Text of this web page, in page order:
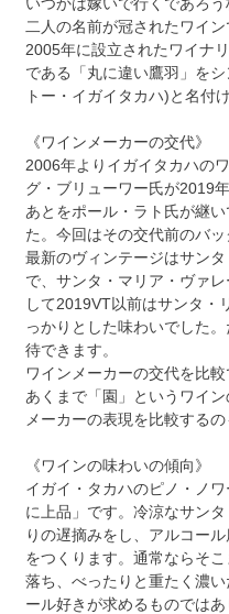
二人の名前が冠されたワイ
2005年に設立されたワイナ
である「丸に違い鷹羽」を
トー・イガイタカハ)と名付
《ワインメーカーの交代》
2006年よりイガイタカハの
グ・ブリューワー氏が2019
あとをポール・ラト氏が継
た。今回はその交代前のバ
最新のヴィンテージはサン
で、サンタ・マリア・ヴァ
して2019VT以前はサンタ・
っかりとした味わいでした
待できます。
ワインメーカーの交代を比
あくまで「園」というワイ
メーカーの表現を比較するの
《ワインの味わいの傾向》
イガイ・タカハのピノ・ノ
に上品」です。冷涼なサン
りの遅摘みをし、アルコー
をつくります。通常ならそ
落ち、べったりと重たく濃
ール好きが求めるものでは